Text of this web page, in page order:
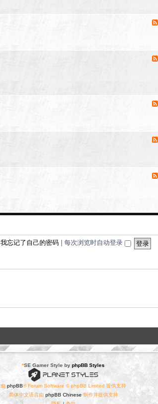
我忘记了自己的密码 每次浏览时自动登录
*SE Gamer Style by phpBB Styles
由 phpBB® Forum Software © phpBB Limited 提供支持
简体中文语言由 phpBB Chinese 制作并提供支持